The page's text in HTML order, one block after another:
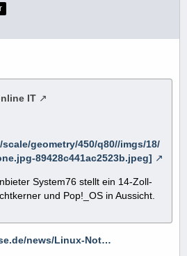
IT
geometry/450/q80//imgs/18/
89428c441ac2523b.jpeg]
System76 stellt ein 14-Zoll-
und Pop!_OS in Aussicht.
news/Linux-Not…